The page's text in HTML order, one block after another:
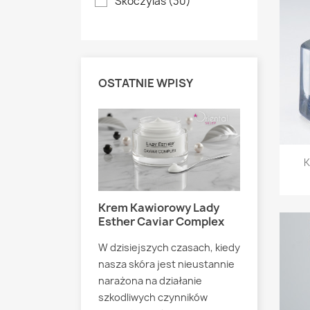
OSTATNIE WPISY
Krem Kawiorowy Lady
Esther Caviar Complex
W dzisiejszych czasach, kiedy
nasza skóra jest nieustannie
narażona na działanie
szkodliwych czynników
Analiza
Esther
Czas na